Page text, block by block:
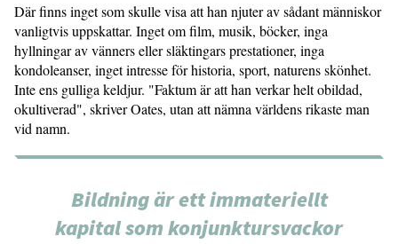
Där finns inget som skulle visa att han njuter av sådant människor
vanligtvis uppskattar. Inget om film, musik, böcker, inga
hyllningar av vänners eller släktingars prestationer, inga
kondoleanser, inget intresse för historia, sport, naturens skönhet.
Inte ens gulliga keldjur. "Faktum är att han verkar helt obildad,
okultiverad", skriver Oates, utan att nämna världens rikaste man
vid namn.
Bildning är ett immateriellt
kapital som konjunktursvackor